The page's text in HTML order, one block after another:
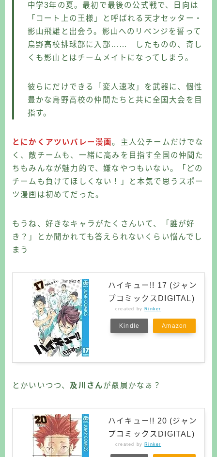
中学3年の夏。最初で最後の公式戦で、日向は
「コート上の王様」と呼ばれる天才セッター・
影山飛雄と出会う。影山へのリベンジを誓って
烏野高校排球部に入部…… したものの、奇し
くも影山とはチームメイトになってしまう。
彼らにだけできる「変人速攻」を武器に、個性
豊かな烏野高校の仲間たちと共に全国大会を目
指す。
とにかくアツいバレー漫画。主人公チームだけでな
く、敵チームも、一緒に高みを目指す全国の仲間た
ちもみんなが魅力的で、嫌なやつもいない。「どの
チームも負けてほしくない！」と本気で思うスポー
ツ漫画は初めてだった。
もうね、好きなキャラがたくさんいて、「誰が好
き？」とか聞かれても答えられないくらい悩んでし
まう
ハイキュー!! 17 (ジャン
プコミックスDIGITAL)
created by Rinker
Kindle Amazon
とかいいつつ、 及川さんが贔屓かなぁ？
ハイキュー!! 20 (ジャン
プコミックスDIGITAL)
created by Rinker